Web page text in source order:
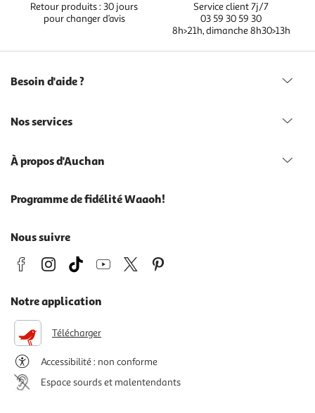
Retour produits : 30 jours
pour changer d’avis
Service client 7j/7
03 59 30 59 30
8h>21h, dimanche 8h30>13h
Besoin d'aide ?
Nos services
À propos d'Auchan
Programme de fidélité Waaoh!
Nous suivre
Notre application
Télécharger
Accessibilité : non conforme
Espace sourds et malentendants